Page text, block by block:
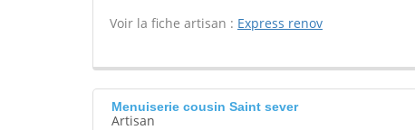
Voir la fiche artisan : Express renov
Menuiserie cousin Saint sever
Artisan